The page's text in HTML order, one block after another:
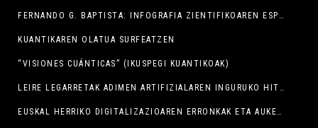
FERNANDO G. BAPTISTA: INFOGRAFIA ZIENTIFIKOAREN ESPLORATZAILEA
KUANTIKAREN OLATUA SURFEATZEN
“VISIONES CUÁNTICAS” (IKUSPEGI KUANTIKOAK)
LEIRE LEGARRETAK ADIMEN ARTIFIZIALAREN INGURUKO HITZALDIA ESKAINI DU ZTB BARRUAN
EUSKAL HERRIKO DIGITALIZAZIOAREN ERRONKAK ETA AUKERAK AZTERGAI IZAN DITUZTE ZTBN